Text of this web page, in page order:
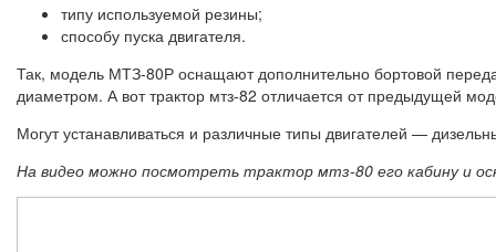
типу используемой резины;
способу пуска двигателя.
Так, модель МТЗ-80Р оснащают дополнительно бортовой
диаметром. А вот трактор мтз-82 отличается от предыдущей
Могут устанавливаться и различные типы двигателей —
На видео можно посмотреть трактор мтз-80 его кабину и